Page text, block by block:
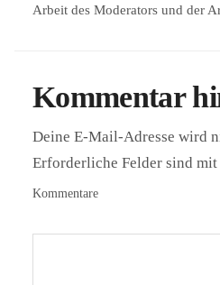
Arbeit des Moderators und der
Kommentar
Deine E-Mail-Adresse wird
Erforderliche Felder sind mit
Kommentare